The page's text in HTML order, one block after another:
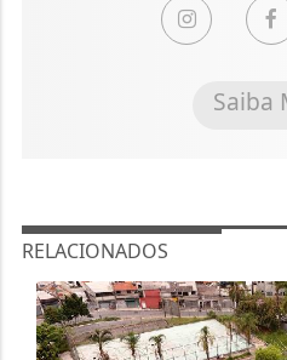
Saiba
RELACIONADOS